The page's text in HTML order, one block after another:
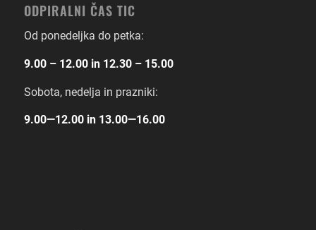
ODPIRALNI ČAS TIC
Od ponedeljka do petka:
9.00 – 12.00 in 12.30 – 15.00
Sobota, nedelja in prazniki:
9.00―12.00 in 13.00―16.00